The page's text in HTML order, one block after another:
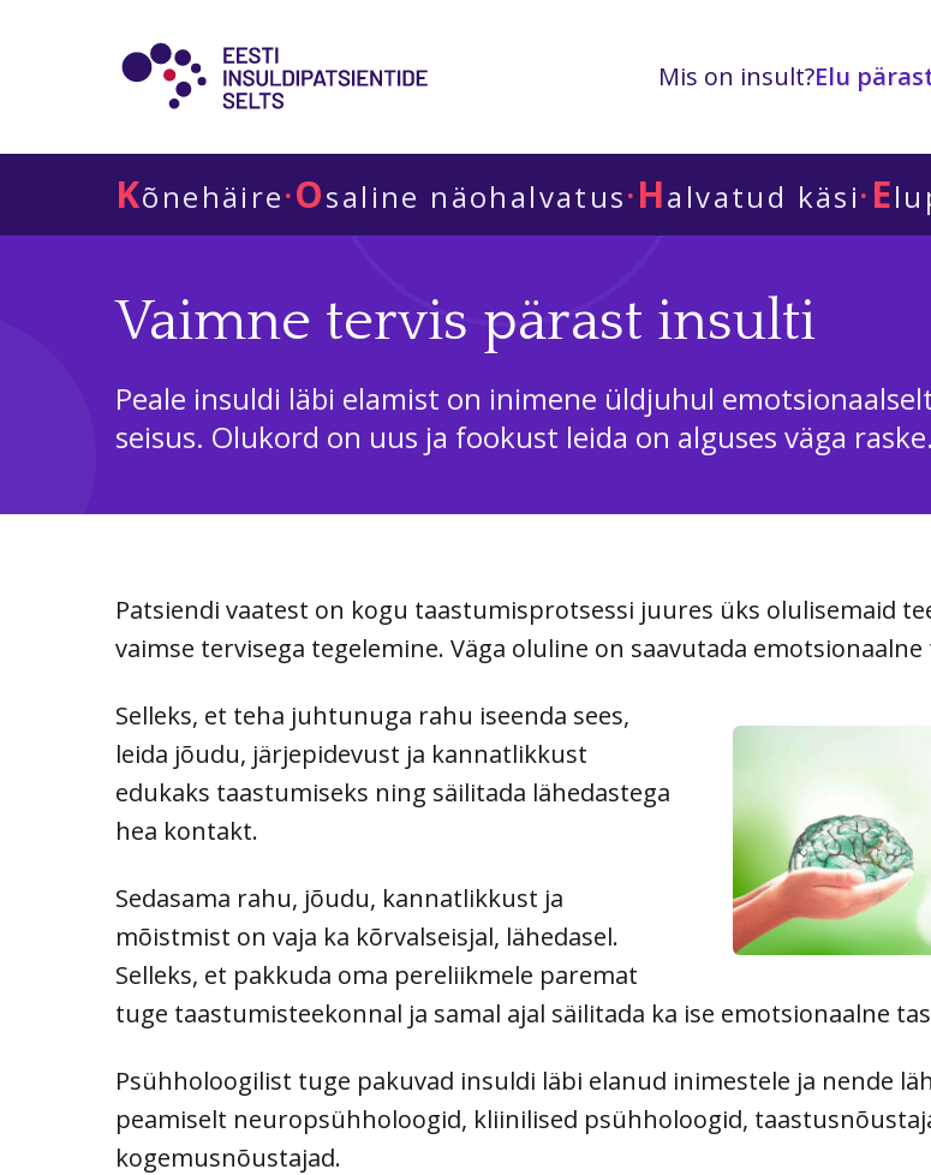
Mis on insult?Elu
Kõnehäire·Osaline näohalvatus·Halvatud käsi· E
Vaimne tervis pärast insulti
Peale insuldi läbi elamist on inimene üldjuhul
seisus. Olukord on uus ja fookust leida on alguses väga raske.
Patsiendi vaatest on kogu taastumisprotsessi juures üks olulisemaid
vaimse tervisega tegelemine. Väga oluline on saavutada emotsionaalne
Selleks, et teha juhtunuga rahu iseenda sees,
leida jõudu, järjepidevust ja kannatlikkust
edukaks taastumiseks ning säilitada lähedastega
hea kontakt.
Sedasama rahu, jõudu, kannatlikkust ja
mõistmist on vaja ka kõrvalseisjal, lähedasel.
Selleks, et pakkuda oma pereliikmele paremat
tuge taastumisteekonnal ja samal ajal säilitada ka ise emotsionaalne
Psühholoogilist tuge pakuvad insuldi läbi elanud inimestele ja nende
peamiselt neuropsühholoogid, kliinilised psühholoogid,
kogemusnõustajad.